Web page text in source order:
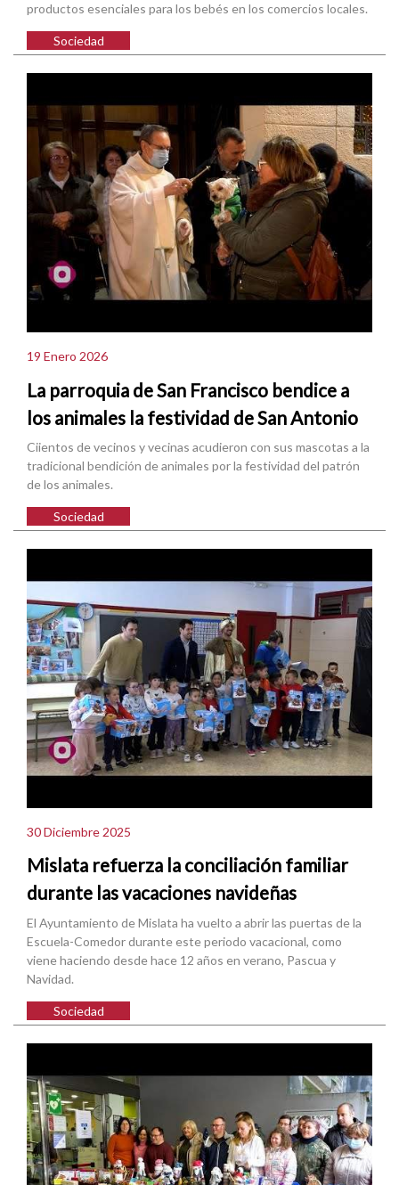
productos esenciales para los bebés en los comercios locales.
Sociedad
19 Enero 2026
La parroquia de San Francisco bendice a
los animales la festividad de San Antonio
Ciientos de vecinos y vecinas acudieron con sus mascotas a la
tradicional bendición de animales por la festividad del patrón
de los animales.
Sociedad
30 Diciembre 2025
Mislata refuerza la conciliación familiar
durante las vacaciones navideñas
El Ayuntamiento de Mislata ha vuelto a abrir las puertas de la
Escuela-Comedor durante este periodo vacacional, como
viene haciendo desde hace 12 años en verano, Pascua y
Navidad.
Sociedad